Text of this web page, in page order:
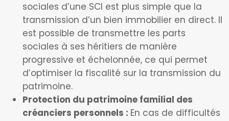
sociales d’une SCI est plus simple que la
transmission d’un bien immobilier en direct. Il
est possible de transmettre les parts
sociales à ses héritiers de manière
progressive et échelonnée, ce qui permet
d’optimiser la fiscalité sur la transmission du
patrimoine.
Protection du patrimoine familial des
créanciers personnels : En cas de difficultés